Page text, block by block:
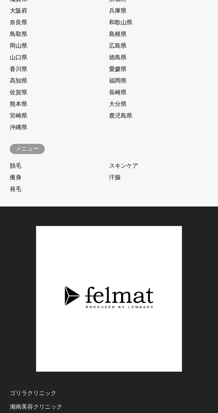
大阪府
兵庫県
奈良県
和歌山県
鳥取県
島根県
岡山県
広島県
山口県
徳島県
香川県
愛媛県
高知県
福岡県
佐賀県
長崎県
熊本県
大分県
宮崎県
鹿児島県
沖縄県
メニュー
脱毛
スキンケア
痩身
汗腺
発毛
ゴリラクリニック
湘南美容クリニック